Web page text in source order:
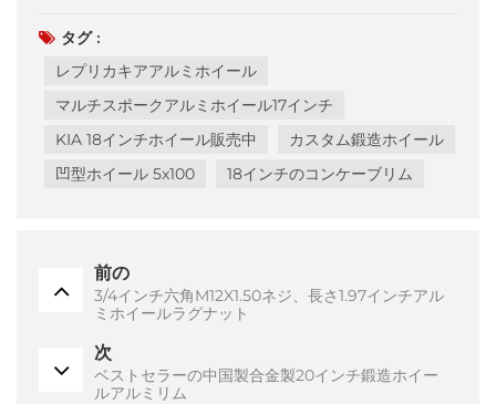
タグ :
レプリカキアアルミホイール
マルチスポークアルミホイール17インチ
KIA 18インチホイール販売中
カスタム鍛造ホイール
凹型ホイール 5x100
18インチのコンケーブリム
前の
3/4インチ六角M12X1.50ネジ、長さ1.97インチアル
ミホイールラグナット
次
ベストセラーの中国製合金製20インチ鍛造ホイー
ルアルミリム